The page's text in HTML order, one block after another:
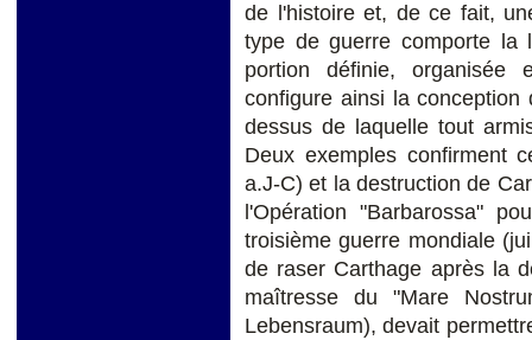
de l'histoire et, de ce fait,
type de guerre comporte la
portion définie, organisée
configure ainsi la conception
dessus de laquelle tout
Deux exemples confirment
a.J-C) et la destruction de
l'Opération "Barbarossa"
troisième guerre mondiale
de raser Carthage après la
maîtresse du "Mare
Lebensraum), devait